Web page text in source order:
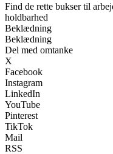
Find de rette bukser til
holdbarhed
Beklædning
Beklædning
Del med omtanke
X
Facebook
Instagram
LinkedIn
YouTube
Pinterest
TikTok
Mail
RSS